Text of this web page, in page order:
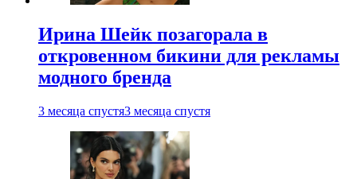
Ирина Шейк позагорала в
откровенном бикини для рекламы
модного бренда
3 месяца спустя3 месяца спустя